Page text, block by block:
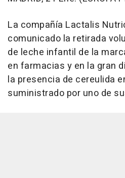
La compañía Lactalis
comunicado la retirada
de leche infantil de la
en farmacias y en la gran
la presencia de cereulida
suministrado por uno de